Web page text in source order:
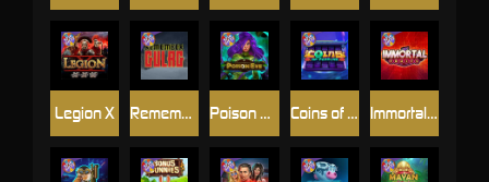
Poison Eve Immortal Fruits
Coins of Fortune
Legion X Remember Gulag